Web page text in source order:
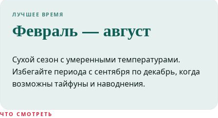
ЛУЧШЕЕ ВРЕМЯ
Февраль — август
Сухой сезон с умеренными температурами.
Избегайте периода с сентября по декабрь, когда
возможны тайфуны и наводнения.
ЧТО СМОТРЕТЬ